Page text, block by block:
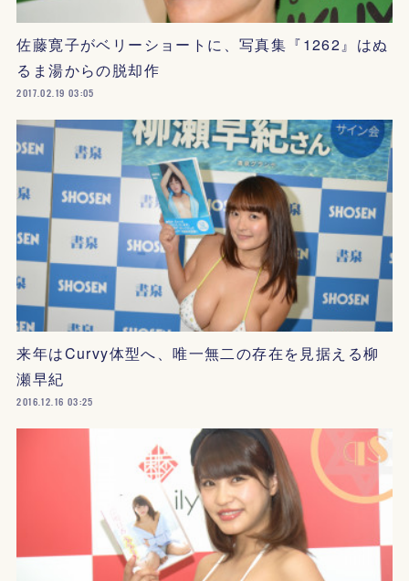
佐藤寛子がベリーショートに、写真集『1262』はぬ
るま湯からの脱却作
2017.02.19 03:05
来年はCurvy体型へ、唯一無二の存在を見据える柳
瀬早紀
2016.12.16 03:25